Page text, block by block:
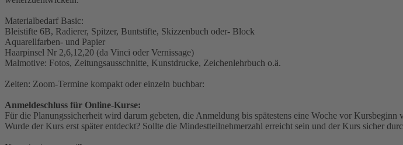
Materialbedarf Basic:
Bleistifte 6B, Radierer, Spitzer, Buntstifte, Skizzenbuch oder- Block
Aquarellfarben- und Papier
Haarpinsel Nr 2,6,12,20 (da Vinci oder Vernissage)
Malmotive: Fotos, Zeitungsausschnitte, Kunstdrucke, Zeichenlehrbuch o.ä.
Zeiten: Zoom-Termine kompakt oder einzeln buchbar:
Anmeldeschluss für Online-Kurse:
Für die Planungssicherheit wird darum gebeten, die Anmeldung bis spätestens eine Woche vor Kursbeginn
Wurde der Kurs erst später entdeckt? Sollte die Mindestteilnehmerzahl erreicht sein und der Kurs sicher